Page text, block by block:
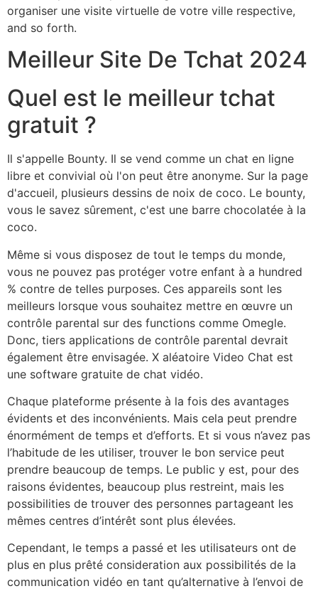
organiser une visite virtuelle de votre ville respective,
and so forth.
Meilleur Site De Tchat 2024
Quel est le meilleur tchat
gratuit ?
Il s'appelle Bounty. Il se vend comme un chat en ligne
libre et convivial où l'on peut être anonyme. Sur la page
d'accueil, plusieurs dessins de noix de coco. Le bounty,
vous le savez sûrement, c'est une barre chocolatée à la
coco.
Même si vous disposez de tout le temps du monde,
vous ne pouvez pas protéger votre enfant à a hundred
% contre de telles purposes. Ces appareils sont les
meilleurs lorsque vous souhaitez mettre en œuvre un
contrôle parental sur des functions comme Omegle.
Donc, tiers applications de contrôle parental devrait
également être envisagée. X aléatoire Video Chat est
une software gratuite de chat vidéo.
Chaque plateforme présente à la fois des avantages
évidents et des inconvénients. Mais cela peut prendre
énormément de temps et d’efforts. Et si vous n’avez pas
l’habitude de les utiliser, trouver le bon service peut
prendre beaucoup de temps. Le public y est, pour des
raisons évidentes, beaucoup plus restreint, mais les
possibilities de trouver des personnes partageant les
mêmes centres d’intérêt sont plus élevées.
Cependant, le temps a passé et les utilisateurs ont de
plus en plus prêté consideration aux possibilités de la
communication vidéo en tant qu’alternative à l’envoi de